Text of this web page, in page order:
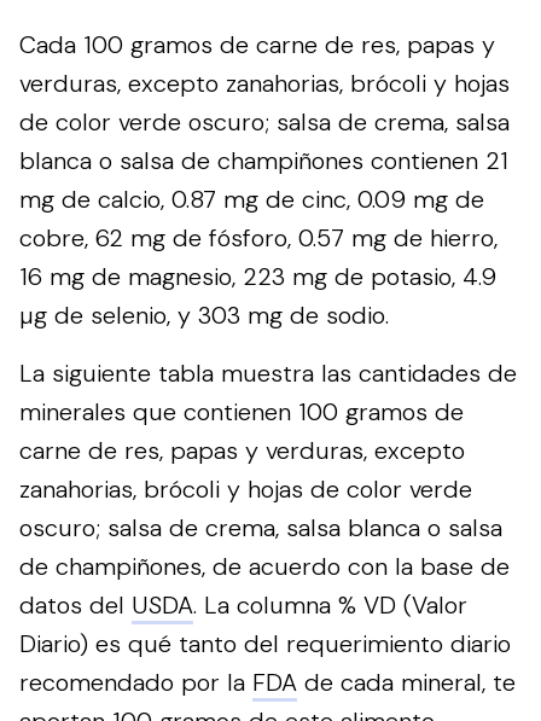
Cada 100 gramos de carne de res, papas y
verduras, excepto zanahorias, brócoli y hojas
de color verde oscuro; salsa de crema, salsa
blanca o salsa de champiñones contienen 21
mg de calcio, 0.87 mg de cinc, 0.09 mg de
cobre, 62 mg de fósforo, 0.57 mg de hierro,
16 mg de magnesio, 223 mg de potasio, 4.9
µg de selenio, y 303 mg de sodio.
La siguiente tabla muestra las cantidades de
minerales que contienen 100 gramos de
carne de res, papas y verduras, excepto
zanahorias, brócoli y hojas de color verde
oscuro; salsa de crema, salsa blanca o salsa
de champiñones, de acuerdo con la base de
datos del USDA. La columna % VD (Valor
Diario) es qué tanto del requerimiento diario
recomendado por la FDA de cada mineral, te